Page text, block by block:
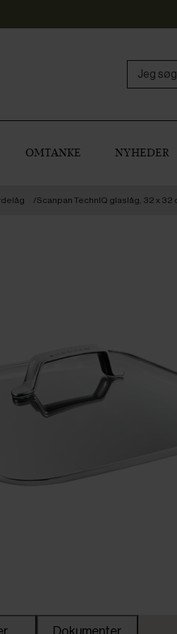
OMTANKE NYHEDER
Scanpan TechnIQ glaslåg, 32 x 32
Dokumenter